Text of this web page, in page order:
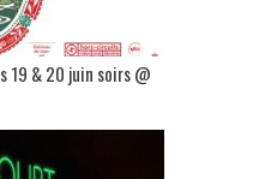
19 & 20 juin soirs @